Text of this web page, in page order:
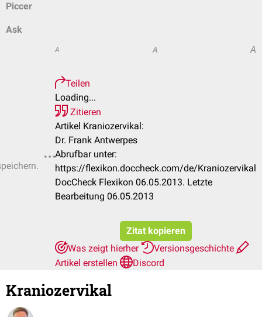
Piccer
Ask
A A A
Teilen
Loading...
Zitieren
Artikel Kraniozervikal:
Dr. Frank Antwerpes
Abrufbar unter:
https://flexikon.doccheck.com/de/Kraniozervikal
DocCheck Flexikon 06.05.2013. Letzte
Bearbeitung 06.05.2013
Zitat kopieren
Was zeigt hierher
Versionsgeschichte
Artikel erstellen
Discord
Kraniozervikal